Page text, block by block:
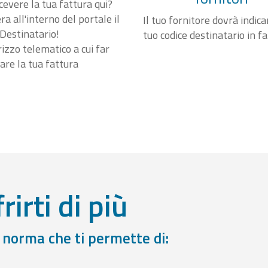
la tua fattura qui?
all'interno del portale il
telematico a cui far
la tua fattura
Il tuo fornitore dovrà
tuo codice destinatario in
di più
che ti permette di: